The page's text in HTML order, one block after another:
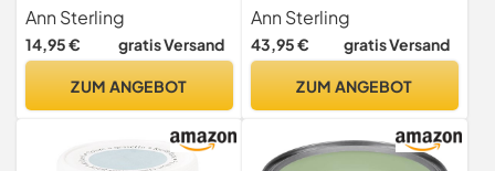
Lack Chalky Paint (London
Green)
Ann Sterling
14,95 € gratis Versand
ZUM ANGEBOT
Farbe: Chalky White/Weiß
3Kg. Lack Chalky Paint
Ann Sterling
43,95 € gratis Versand
ZUM ANGEBOT